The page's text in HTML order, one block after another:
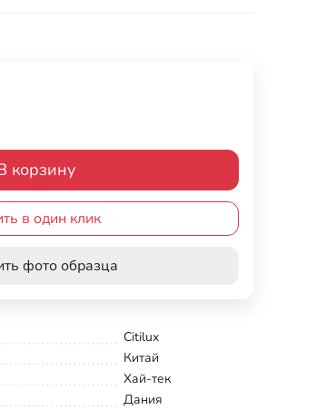
корзину
в один клик
фото образца
Citilux
Китай
Хай-тек
Дания